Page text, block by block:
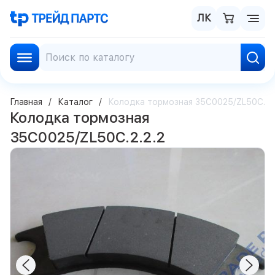
ЛК
Главная Каталог Колодка тормозная 35C0025/
Колодка тормозная
35C0025/ZL50C.2.2.2